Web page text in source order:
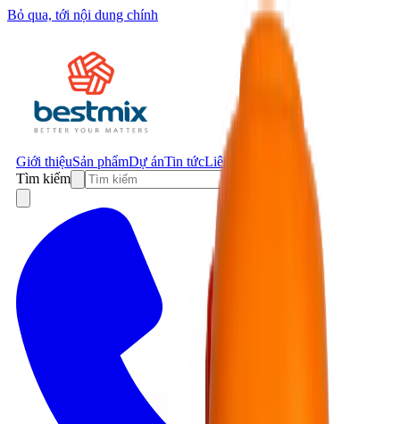
Bỏ qua, tới nội dung chính
Giới thiệuSản phẩmDự ánTin tứcLiên hệ
Tìm kiếm